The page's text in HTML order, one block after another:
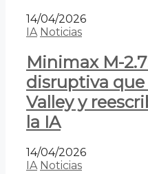
14/04/2026
IA Noticias
Minimax M-
disruptiva que
Valley y
la IA
14/04/2026
IA Noticias